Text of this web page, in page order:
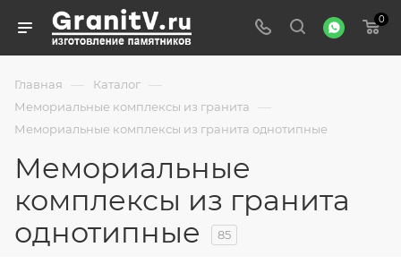
0
Главная — Каталог —
Мемориальные комплексы из гранита —
Мемориальные комплексы из гранита однотипные
Мемориальные
комплексы из гранита
однотипные
85